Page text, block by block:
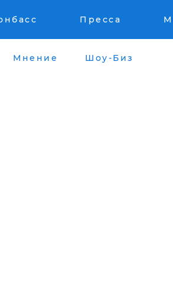
Пресса
Мнение Шоу-Биз